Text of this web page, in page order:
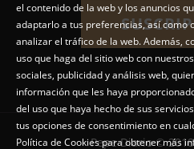
Pepe Diario ©
el contenido de la web y los anuncios
adaptarlo a tus preferencias, así como
analizar el tráfico de la web. Además,
uso que haga del sitio web con
sociales, publicidad y análisis web,
información que les haya
del uso que haya hecho de sus
tus opciones de consentimiento en
Política de Cookies para obtener más